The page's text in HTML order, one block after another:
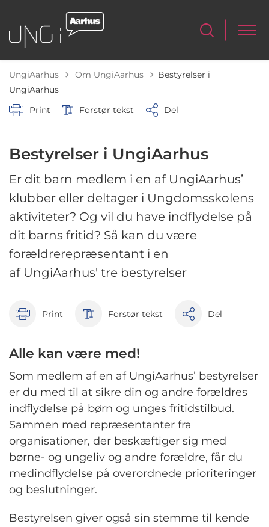
UngiAarhus Tilbage til
Om UngiAarhus
Bestyrelser i
UngiAarhus
Print
Forstør tekst Del
Bestyrelser i UngiAarhus
Er dit barn medlem i en af UngiAarhus’
klubber eller deltager i Ungdomsskolens
aktiviteter? Og vil du have indflydelse på
dit barns fritid? Så kan du være
forældrerepræsentant i en
af UngiAarhus' tre bestyrelser
Print Forstør tekst Del
Alle kan være med!
Som medlem af en af UngiAarhus’ bestyrelser
er du med til at sikre din og andre forældres
indflydelse på børn og unges fritidstilbud.
Sammen med repræsentanter fra
organisationer, der beskæftiger sig med
børne- og ungeliv og andre forældre, får du
medindflydelse på overordnede prioriteringer
og beslutninger.
Bestyrelsen giver også sin stemme til kende